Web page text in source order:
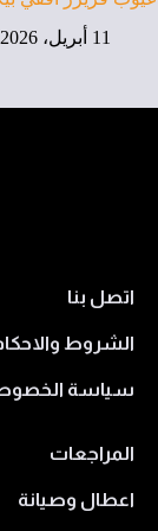
11 أبريل، 2026
اتصل بنا
الشروط
سياسة
المراجعات
اعطال وصيانة